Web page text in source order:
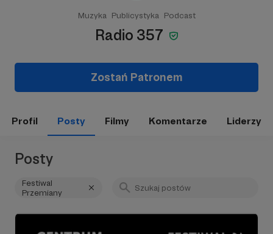
Muzyka Publicystyka Podcast
Radio 357
Zostań Patronem
Profil Posty Filmy Komentarze Liderzy
Posty
Festiwal
Przemiany